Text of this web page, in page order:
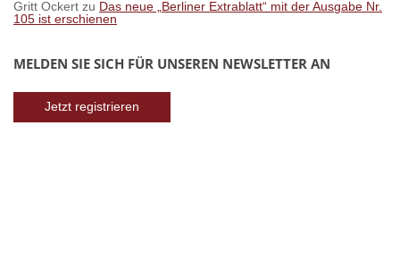
Gritt Ockert zu Das neue „Berliner Extrablatt“ mit der Ausgabe Nr.
105 ist erschienen
MELDEN SIE SICH FÜR UNSEREN NEWSLETTER AN
Jetzt registrieren